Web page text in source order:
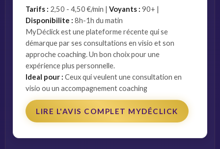
Tarifs : 2,50 - 4,50 €/min | Voyants : 90+ |
Disponibilite : 8h-1h du matin
MyDéclick est une plateforme récente qui se
démarque par ses consultations en visio et son
approche coaching. Un bon choix pour une
expérience plus personnelle.
Ideal pour : Ceux qui veulent une consultation en
visio ou un accompagnement coaching
LIRE L'AVIS COMPLET MYDÉCLICK